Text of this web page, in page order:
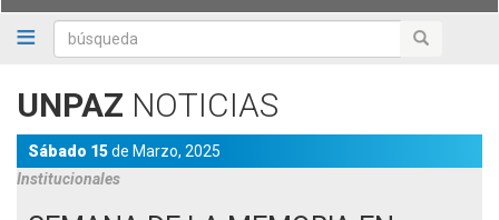
búsqueda búsqueda
UNPAZ NOTICIAS
Sábado 15de Marzo, 2025
Institucionales